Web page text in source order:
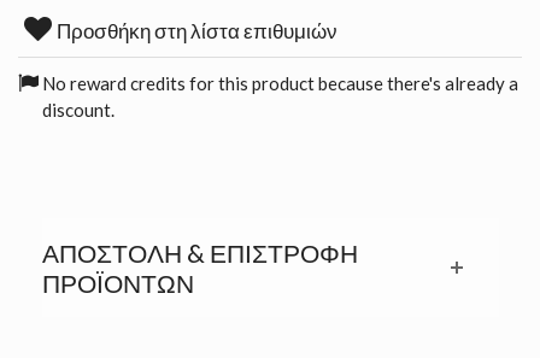
Προσθήκη στη λίστα επιθυμιών
No reward credits for this product because there's already a
discount.
ΑΠΟΣΤΟΛΉ & ΕΠΙΣΤΡΟΦΉ
ΠΡΟΪΟΝΤΩΝ